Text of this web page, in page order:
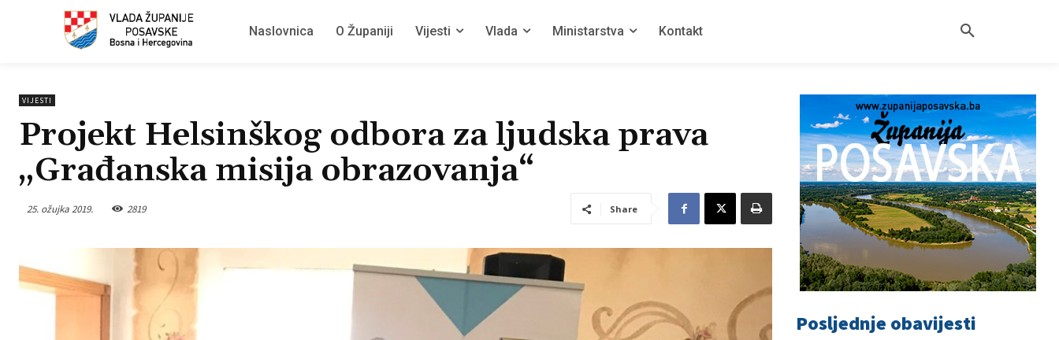
Naslovnica O Županiji Vijesti Vlada Ministarstva Kontakt
VIJESTI
Projekt Helsinškog odbora za ljudska prava
„Građanska misija obrazovanja“
25. ožujka 2019. 2819 Share
Posljednje obavijesti